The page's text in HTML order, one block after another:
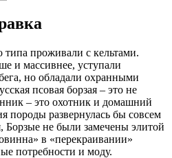
типа проживали с кельтами.
и массивнее, уступали
но обладали охранными
псовая борзая – это не
– это охотник и домашний
породы развернулась бы совсем
Борзые не были замечены элитой
в «перекраивании»
потребности и моду.